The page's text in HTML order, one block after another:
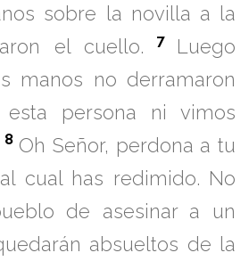
sobre la novilla a la
el cuello.
7 Luego
manos no derramaron
persona ni vimos
8 Oh Señor, perdona a tu
cual has redimido. No
de asesinar a un
absueltos de la